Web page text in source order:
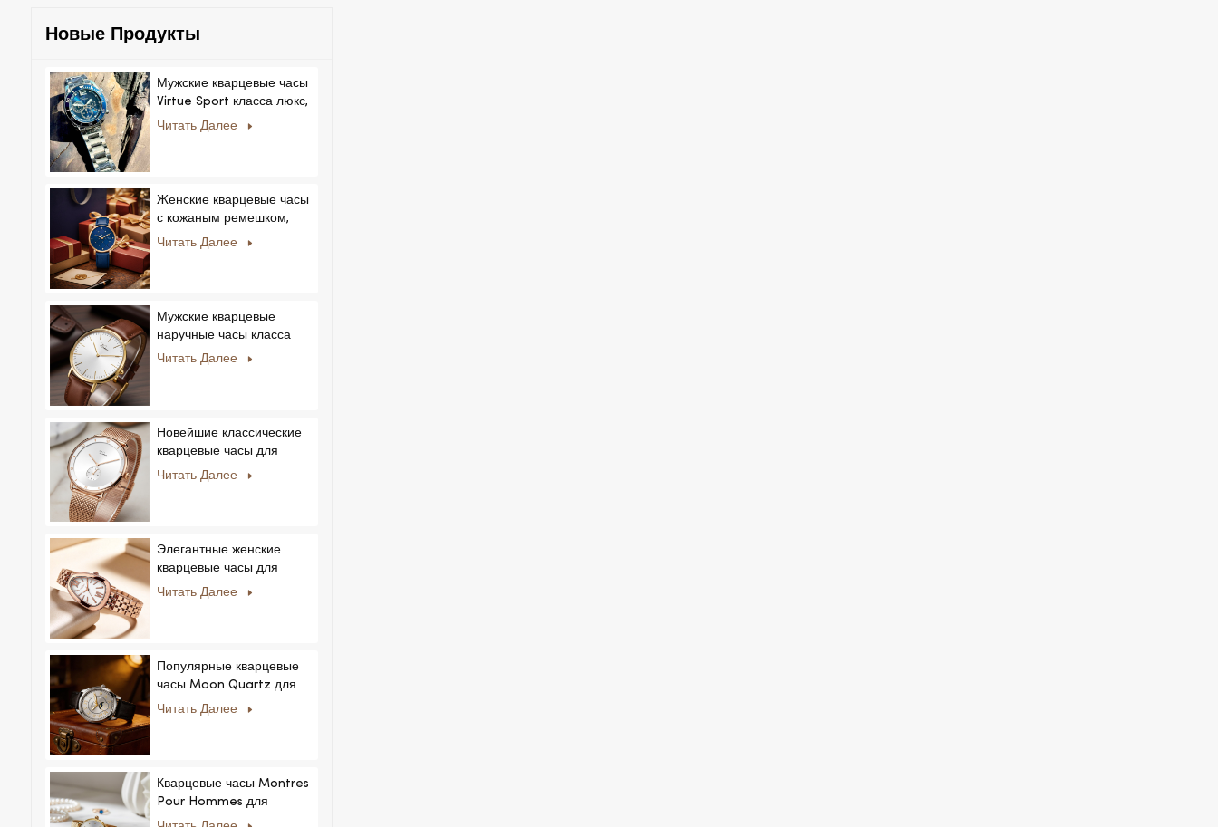
Новые Продукты
Мужские кварцевые часы
Virtue Sport класса люкс,
корпус из сплава,
логотипа на заказ для
Читать Далее
Женские кварцевые часы
с кожаным ремешком,
ультратонкие, с
Relogio, ультратонкие, с
кристаллами.
Читать Далее
Мужские кварцевые
наручные часы класса
люкс с корпусом из
Читать Далее
Новейшие классические
кварцевые часы для
мужчин:
мужчин и женщин.
Читать Далее
Элегантные женские
кварцевые часы для
частных и эксклюзивных
Читать Далее
Популярные кварцевые
часы Moon Quartz для
бизнеса, простые и
Читать Далее
Кварцевые часы Montres
Pour Hommes для
мужчин и женщин,